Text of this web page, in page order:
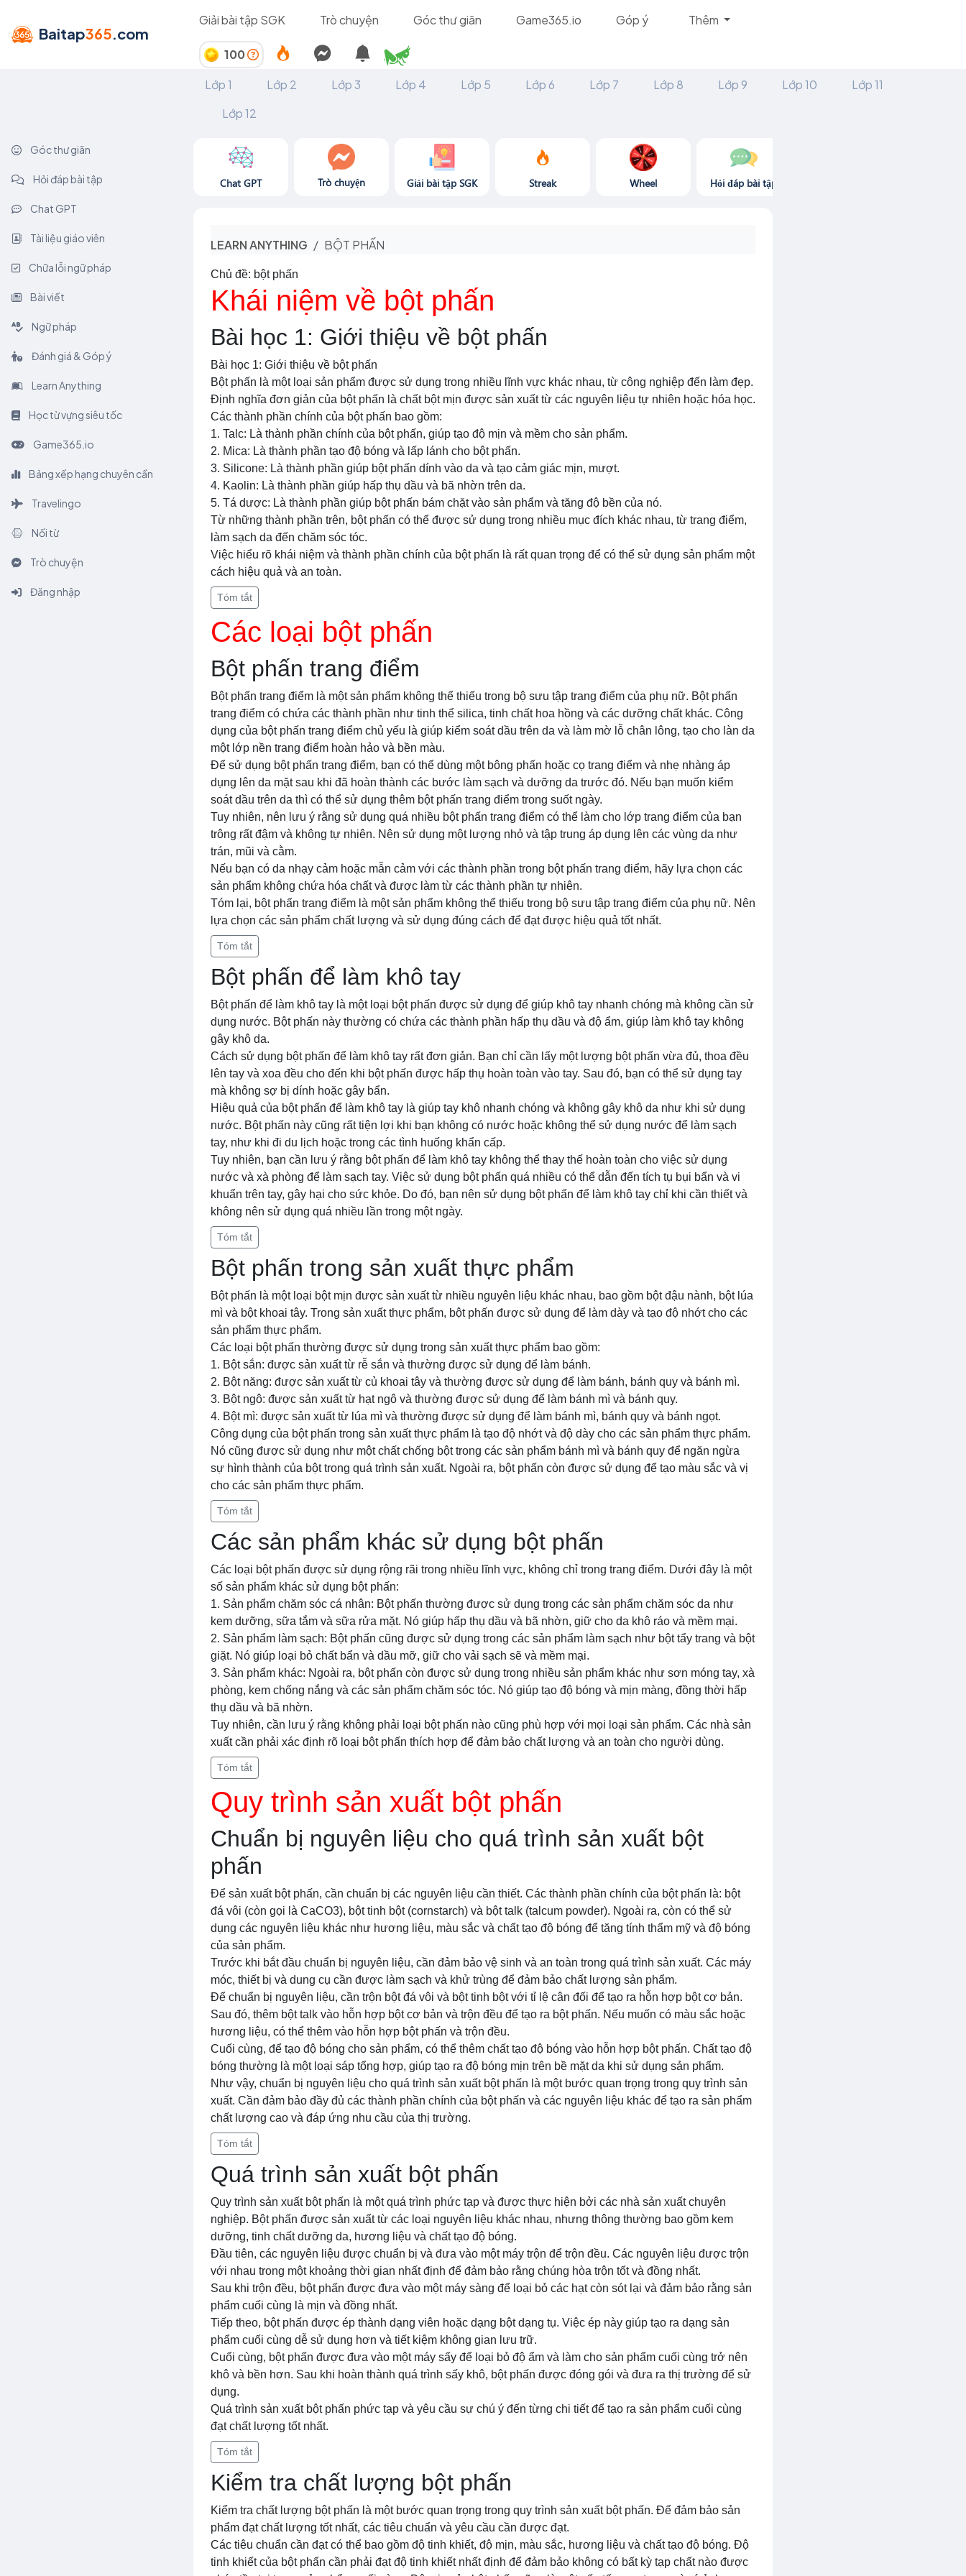
Baitap365.com
Giải bài tập SGK Trò chuyện Góc thư giãn Game365.io Góp ý Thêm
100
Lớp 1
Lớp 2 Lớp 3 Lớp 4 Lớp 5 Lớp 6 Lớp 7 Lớp 8 Lớp 9 Lớp 10
Lớp 11
Lớp 12
Góc thư giãn
Hỏi đáp bài tập
Chat GPT
Tài liệu giáo viên
Chữa lỗi ngữ pháp
Bài viết
Ngữ pháp
Đánh giá & Góp ý
Learn Anything
Học từ vựng siêu tốc
Game365.io
Bảng xếp hạng chuyên cần
Travelingo
Nối từ
Trò chuyện
Đăng nhập
Chat GPT Trò chuyện Giải bài tập SGK Streak Wheel Hỏi đáp bài tập
LEARN ANYTHING BỘT PHẤN
Chủ đề: bột phấn
Khái niệm về bột phấn
Bài học 1: Giới thiệu về bột phấn
Bài học 1: Giới thiệu về bột phấn
Bột phấn là một loại sản phẩm được sử dụng trong nhiều lĩnh vực khác nhau, từ công nghiệp đến làm đẹp.
Định nghĩa đơn giản của bột phấn là chất bột mịn được sản xuất từ các nguyên liệu tự nhiên hoặc hóa học.
Các thành phần chính của bột phấn bao gồm:
1. Talc: Là thành phần chính của bột phấn, giúp tạo độ mịn và mềm cho sản phẩm.
2. Mica: Là thành phần tạo độ bóng và lấp lánh cho bột phấn.
3. Silicone: Là thành phần giúp bột phấn dính vào da và tạo cảm giác mịn, mượt.
4. Kaolin: Là thành phần giúp hấp thụ dầu và bã nhờn trên da.
5. Tá dược: Là thành phần giúp bột phấn bám chặt vào sản phẩm và tăng độ bền của nó.
Từ những thành phần trên, bột phấn có thể được sử dụng trong nhiều mục đích khác nhau, từ trang điểm,
làm sạch da đến chăm sóc tóc.
Việc hiểu rõ khái niệm và thành phần chính của bột phấn là rất quan trọng để có thể sử dụng sản phẩm một
cách hiệu quả và an toàn.
Tóm tắt
Các loại bột phấn
Bột phấn trang điểm
Bột phấn trang điểm là một sản phẩm không thể thiếu trong bộ sưu tập trang điểm của phụ nữ. Bột phấn
trang điểm có chứa các thành phần như tinh thể silica, tinh chất hoa hồng và các dưỡng chất khác. Công
dụng của bột phấn trang điểm chủ yếu là giúp kiểm soát dầu trên da và làm mờ lỗ chân lông, tạo cho làn da
một lớp nền trang điểm hoàn hảo và bền màu.
Để sử dụng bột phấn trang điểm, bạn có thể dùng một bông phấn hoặc cọ trang điểm và nhẹ nhàng áp
dụng lên da mặt sau khi đã hoàn thành các bước làm sạch và dưỡng da trước đó. Nếu bạn muốn kiểm
soát dầu trên da thì có thể sử dụng thêm bột phấn trang điểm trong suốt ngày.
Tuy nhiên, nên lưu ý rằng sử dụng quá nhiều bột phấn trang điểm có thể làm cho lớp trang điểm của bạn
trông rất đậm và không tự nhiên. Nên sử dụng một lượng nhỏ và tập trung áp dụng lên các vùng da như
trán, mũi và cằm.
Nếu bạn có da nhạy cảm hoặc mẫn cảm với các thành phần trong bột phấn trang điểm, hãy lựa chọn các
sản phẩm không chứa hóa chất và được làm từ các thành phần tự nhiên.
Tóm lại, bột phấn trang điểm là một sản phẩm không thể thiếu trong bộ sưu tập trang điểm của phụ nữ. Nên
lựa chọn các sản phẩm chất lượng và sử dụng đúng cách để đạt được hiệu quả tốt nhất.
Tóm tắt
Bột phấn để làm khô tay
Bột phấn để làm khô tay là một loại bột phấn được sử dụng để giúp khô tay nhanh chóng mà không cần sử
dụng nước. Bột phấn này thường có chứa các thành phần hấp thụ dầu và độ ẩm, giúp làm khô tay không
gây khô da.
Cách sử dụng bột phấn để làm khô tay rất đơn giản. Bạn chỉ cần lấy một lượng bột phấn vừa đủ, thoa đều
lên tay và xoa đều cho đến khi bột phấn được hấp thụ hoàn toàn vào tay. Sau đó, bạn có thể sử dụng tay
mà không sợ bị dính hoặc gây bẩn.
Hiệu quả của bột phấn để làm khô tay là giúp tay khô nhanh chóng và không gây khô da như khi sử dụng
nước. Bột phấn này cũng rất tiện lợi khi bạn không có nước hoặc không thể sử dụng nước để làm sạch
tay, như khi đi du lịch hoặc trong các tình huống khẩn cấp.
Tuy nhiên, bạn cần lưu ý rằng bột phấn để làm khô tay không thể thay thế hoàn toàn cho việc sử dụng
nước và xà phòng để làm sạch tay. Việc sử dụng bột phấn quá nhiều có thể dẫn đến tích tụ bụi bẩn và vi
khuẩn trên tay, gây hại cho sức khỏe. Do đó, bạn nên sử dụng bột phấn để làm khô tay chỉ khi cần thiết và
không nên sử dụng quá nhiều lần trong một ngày.
Tóm tắt
Bột phấn trong sản xuất thực phẩm
Bột phấn là một loại bột mịn được sản xuất từ nhiều nguyên liệu khác nhau, bao gồm bột đậu nành, bột lúa
mì và bột khoai tây. Trong sản xuất thực phẩm, bột phấn được sử dụng để làm dày và tạo độ nhớt cho các
sản phẩm thực phẩm.
Các loại bột phấn thường được sử dụng trong sản xuất thực phẩm bao gồm:
1. Bột sắn: được sản xuất từ rễ sắn và thường được sử dụng để làm bánh.
2. Bột năng: được sản xuất từ củ khoai tây và thường được sử dụng để làm bánh, bánh quy và bánh mì.
3. Bột ngô: được sản xuất từ hạt ngô và thường được sử dụng để làm bánh mì và bánh quy.
4. Bột mì: được sản xuất từ lúa mì và thường được sử dụng để làm bánh mì, bánh quy và bánh ngọt.
Công dụng của bột phấn trong sản xuất thực phẩm là tạo độ nhớt và độ dày cho các sản phẩm thực phẩm.
Nó cũng được sử dụng như một chất chống bột trong các sản phẩm bánh mì và bánh quy để ngăn ngừa
sự hình thành của bột trong quá trình sản xuất. Ngoài ra, bột phấn còn được sử dụng để tạo màu sắc và vị
cho các sản phẩm thực phẩm.
Tóm tắt
Các sản phẩm khác sử dụng bột phấn
Các loại bột phấn được sử dụng rộng rãi trong nhiều lĩnh vực, không chỉ trong trang điểm. Dưới đây là một
số sản phẩm khác sử dụng bột phấn:
1. Sản phẩm chăm sóc cá nhân: Bột phấn thường được sử dụng trong các sản phẩm chăm sóc da như
kem dưỡng, sữa tắm và sữa rửa mặt. Nó giúp hấp thụ dầu và bã nhờn, giữ cho da khô ráo và mềm mại.
2. Sản phẩm làm sạch: Bột phấn cũng được sử dụng trong các sản phẩm làm sạch như bột tẩy trang và bột
giặt. Nó giúp loại bỏ chất bẩn và dầu mỡ, giữ cho vải sạch sẽ và mềm mại.
3. Sản phẩm khác: Ngoài ra, bột phấn còn được sử dụng trong nhiều sản phẩm khác như sơn móng tay, xà
phòng, kem chống nắng và các sản phẩm chăm sóc tóc. Nó giúp tạo độ bóng và mịn màng, đồng thời hấp
thụ dầu và bã nhờn.
Tuy nhiên, cần lưu ý rằng không phải loại bột phấn nào cũng phù hợp với mọi loại sản phẩm. Các nhà sản
xuất cần phải xác định rõ loại bột phấn thích hợp để đảm bảo chất lượng và an toàn cho người dùng.
Tóm tắt
Quy trình sản xuất bột phấn
Chuẩn bị nguyên liệu cho quá trình sản xuất bột
phấn
Để sản xuất bột phấn, cần chuẩn bị các nguyên liệu cần thiết. Các thành phần chính của bột phấn là: bột
đá vôi (còn gọi là CaCO3), bột tinh bột (cornstarch) và bột talk (talcum powder). Ngoài ra, còn có thể sử
dụng các nguyên liệu khác như hương liệu, màu sắc và chất tạo độ bóng để tăng tính thẩm mỹ và độ bóng
của sản phẩm.
Trước khi bắt đầu chuẩn bị nguyên liệu, cần đảm bảo vệ sinh và an toàn trong quá trình sản xuất. Các máy
móc, thiết bị và dung cụ cần được làm sạch và khử trùng để đảm bảo chất lượng sản phẩm.
Để chuẩn bị nguyên liệu, cần trộn bột đá vôi và bột tinh bột với tỉ lệ cân đối để tạo ra hỗn hợp bột cơ bản.
Sau đó, thêm bột talk vào hỗn hợp bột cơ bản và trộn đều để tạo ra bột phấn. Nếu muốn có màu sắc hoặc
hương liệu, có thể thêm vào hỗn hợp bột phấn và trộn đều.
Cuối cùng, để tạo độ bóng cho sản phẩm, có thể thêm chất tạo độ bóng vào hỗn hợp bột phấn. Chất tạo độ
bóng thường là một loại sáp tổng hợp, giúp tạo ra độ bóng mịn trên bề mặt da khi sử dụng sản phẩm.
Như vậy, chuẩn bị nguyên liệu cho quá trình sản xuất bột phấn là một bước quan trọng trong quy trình sản
xuất. Cần đảm bảo đầy đủ các thành phần chính của bột phấn và các nguyên liệu khác để tạo ra sản phẩm
chất lượng cao và đáp ứng nhu cầu của thị trường.
Tóm tắt
Quá trình sản xuất bột phấn
Quy trình sản xuất bột phấn là một quá trình phức tạp và được thực hiện bởi các nhà sản xuất chuyên
nghiệp. Bột phấn được sản xuất từ các loại nguyên liệu khác nhau, nhưng thông thường bao gồm kem
dưỡng, tinh chất dưỡng da, hương liệu và chất tạo độ bóng.
Đầu tiên, các nguyên liệu được chuẩn bị và đưa vào một máy trộn để trộn đều. Các nguyên liệu được trộn
với nhau trong một khoảng thời gian nhất định để đảm bảo rằng chúng hòa trộn tốt và đồng nhất.
Sau khi trộn đều, bột phấn được đưa vào một máy sàng để loại bỏ các hạt còn sót lại và đảm bảo rằng sản
phẩm cuối cùng là mịn và đồng nhất.
Tiếp theo, bột phấn được ép thành dạng viên hoặc dạng bột dạng tụ. Việc ép này giúp tạo ra dạng sản
phẩm cuối cùng dễ sử dụng hơn và tiết kiệm không gian lưu trữ.
Cuối cùng, bột phấn được đưa vào một máy sấy để loại bỏ độ ẩm và làm cho sản phẩm cuối cùng trở nên
khô và bền hơn. Sau khi hoàn thành quá trình sấy khô, bột phấn được đóng gói và đưa ra thị trường để sử
dụng.
Quá trình sản xuất bột phấn phức tạp và yêu cầu sự chú ý đến từng chi tiết để tạo ra sản phẩm cuối cùng
đạt chất lượng tốt nhất.
Tóm tắt
Kiểm tra chất lượng bột phấn
Kiểm tra chất lượng bột phấn là một bước quan trọng trong quy trình sản xuất bột phấn. Để đảm bảo sản
phẩm đạt chất lượng tốt nhất, các tiêu chuẩn và yêu cầu cần được đạt.
Các tiêu chuẩn cần đạt có thể bao gồm độ tinh khiết, độ mịn, màu sắc, hương liệu và chất tạo độ bóng. Độ
tinh khiết của bột phấn cần phải đạt độ tinh khiết nhất định để đảm bảo không có bất kỳ tạp chất nào được